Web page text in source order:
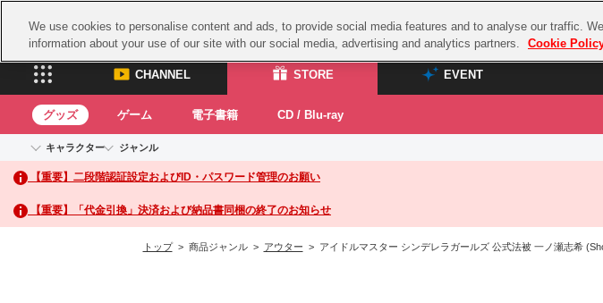
CHANNEL STORE EVENT
CHANNEL
ASOBI CHANNEL TOP
STORE
ASOBI STORE TOP
グッズ
EVENT
ASOBI STAGE
グッズ ゲーム 電子書籍 CD / Blu-ray
キャラクター
アイドルマスターシリーズ
アイドルマスター
アイドルマスター シンデレラガールズ
アイドルマスター ミリオンライブ！
ラブライ
ラブライ
ジャンル
イベントグッズ
トイ・ホビー
【重要】二段階認証設定およびID・パスワード管理のお願い
【重要】「代金引換」決済および納品書同梱の終了のお知らせ
トップ> 商品ジャンル > アウター > アイドルマスター シンデレラガールズ 公式法被 一ノ瀬志希
We use cookies to personalise content and ads, to provide social media features and to analyse our traffic.
information about your use of our site with our social media, advertising and analytics partners.
Cookie